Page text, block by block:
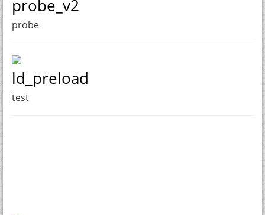
probe_v2
probe
ld_preload
test